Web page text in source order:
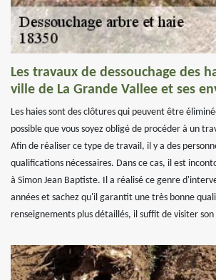
Les travaux de dessouchage des
ville de La Grande Vallee et ses
Les haies sont des clôtures qui peuvent être
possible que vous soyez obligé de procéder à un
Afin de réaliser ce type de travail, il y a des
qualifications nécessaires. Dans ce cas, il est
à Simon Jean Baptiste. Il a réalisé ce genre
années et sachez qu'il garantit une très bonne
renseignements plus détaillés, il suffit de visiter